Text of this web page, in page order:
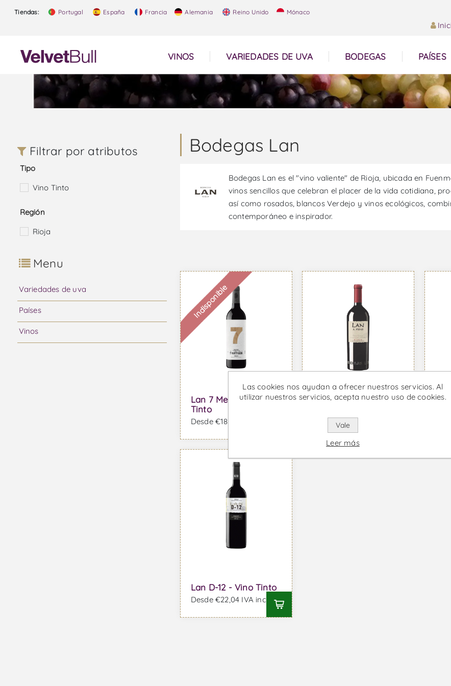
Tiendas: Portugal España Francia Alemania Reino Unido Mónaco
VINOS VARIEDADES DE UVA BODEGAS PAÍSES
Bodegas Lan
Bodegas Lan es el "vino valiente" de Rioja, ubicada en
vinos sencillos que celebran el placer de la vida cotidiana,
así como rosados, blancos Verdejo y vinos ecológicos,
contemporáneo e inspirador.
Indisponible
Lan 7 Metros - Vino
Tinto
Desde €18,05 IVA incl.
Lan A Mano - Vino
Desde €50,98 IVA incl.
Lan D-12 - Vino Tinto
Desde €22,04 IVA incl.
Filtrar por atributos
Tipo
Vino Tinto
Región
Rioja
Menu
Variedades de uva
Países
Vinos
Las cookies nos ayudan a ofrecer nuestros servicios. Al
utilizar nuestros servicios, acepta nuestro uso de cookies.
Vale
Leer más